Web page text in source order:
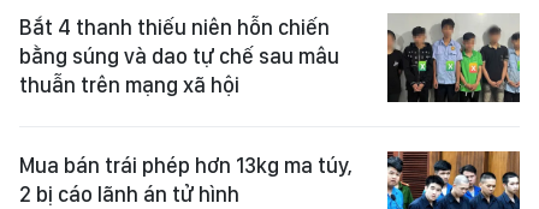
Bắt 4 thanh thiếu niên hỗn chiến
bằng súng và dao tự chế sau mâu
thuẫn trên mạng xã hội
Mua bán trái phép hơn 13kg ma túy,
2 bị cáo lãnh án tử hình